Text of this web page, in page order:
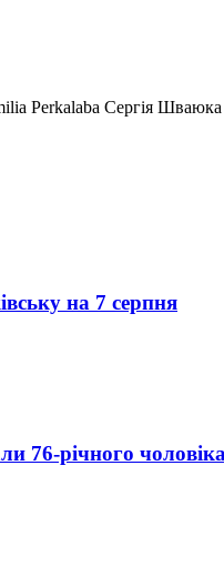
Perkalaba Сергія
на 7 серпня
річного